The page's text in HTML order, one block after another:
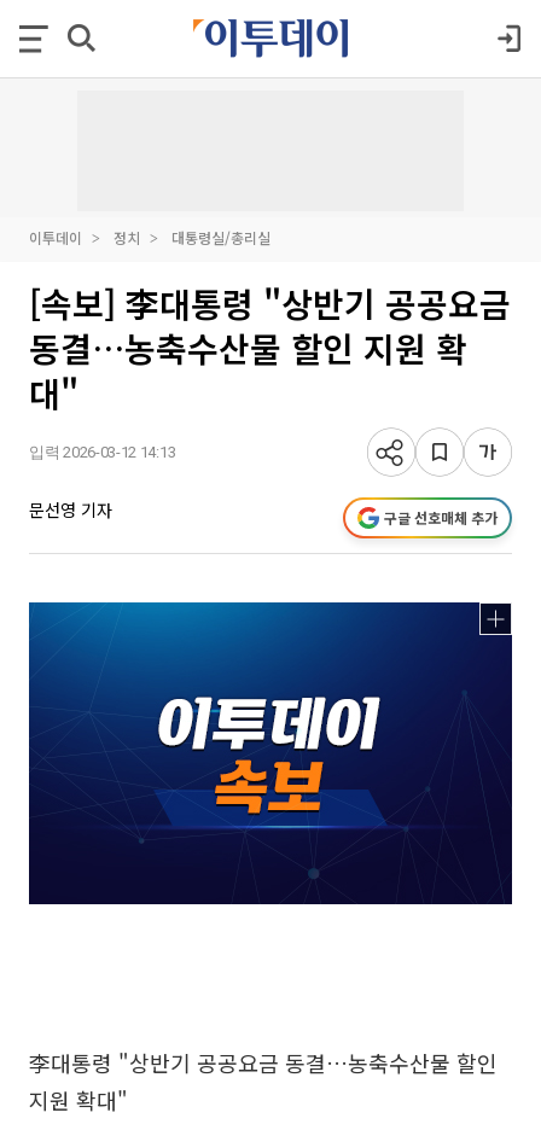
이투데이 정치 대통령실/총리실
[속보] 李대통령 "상반기 공공요금
동결…농축수산물 할인 지원 확
대"
입력 2026-03-12 14:13
문선영 기자 구글 선호매체 추가
李대통령 "상반기 공공요금 동결…농축수산물 할인
지원 확대"